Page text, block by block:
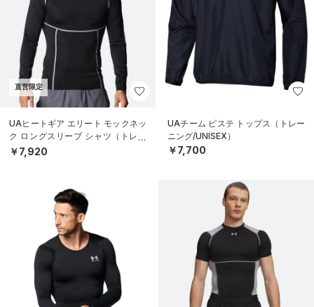
直営限定
UAヒートギア エリート モックネッ
ク ロングスリーブ シャツ（トレー
ニング/MEN）
￥7,920
UAチーム ピステ トップス（トレー
ニング/UNISEX）
￥7,700